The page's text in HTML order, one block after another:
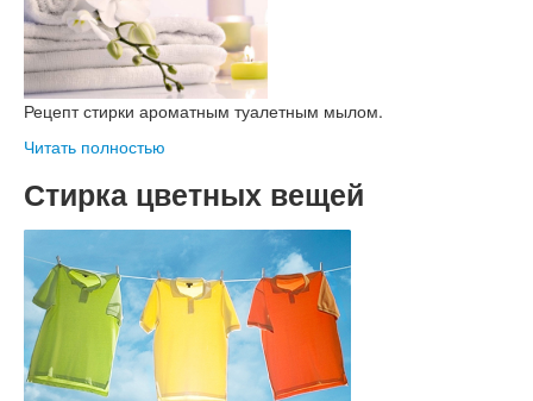
Рецепт стирки ароматным туалетным мылом.
Читать полностью
Стирка цветных вещей